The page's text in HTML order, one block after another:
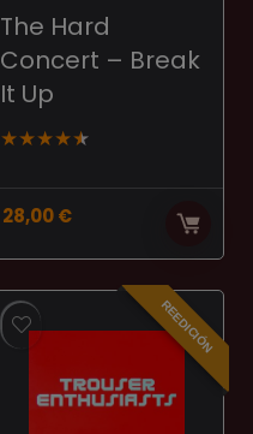
The Hard
Concert – Break
It Up
★★★★★
28,00€
REEDICIÓN